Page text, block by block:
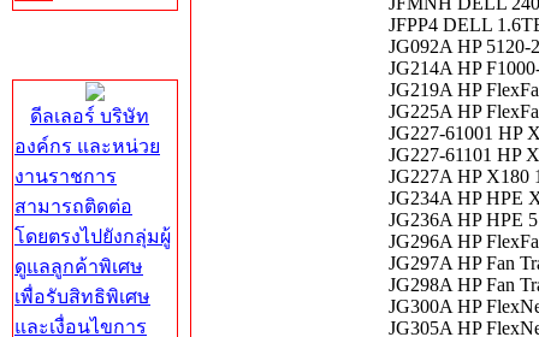
ดีลเลอร์ บริษัท
องค์กร และหน่วย
งานราชการ
สามารถติดต่อ
โดยตรงไปยังกลุ่มผู้
ดูแลลูกค้าพิเศษ
เพื่อรับสิทธิพิเศษ
และเงื่อนไขการ
JFPP4 DELL
JG092A HP 5120-
JG214A HP
JG219A HP
JG225A HP
JG227-61001 HP
JG227-61101 HP
JG227A HP X180
JG234A HP HPE
JG236A HP HPE
JG296A HP
JG297A HP Fan
JG298A HP Fan
JG300A HP
JG305A HP